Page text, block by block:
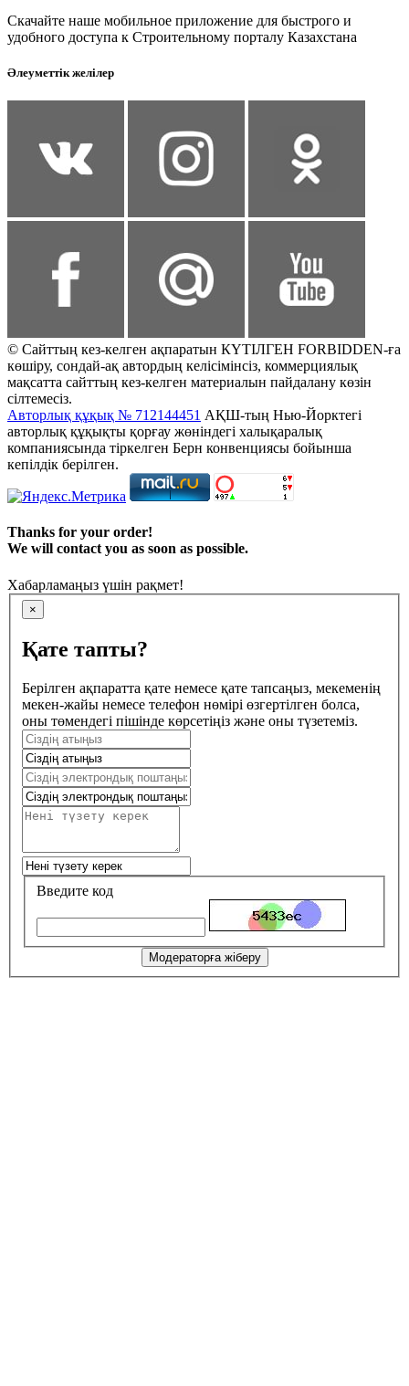
Скачайте наше мобильное приложение для быстрого и
удобного доступа к Строительному порталу Казахстана
Әлеуметтік желілер
© Сайттың кез-келген ақпаратын КҮТІЛГЕН FORBIDDEN-ға
көшіру, сондай-ақ автордың келісімінсіз, коммерциялық
мақсатта сайттың кез-келген материалын пайдалану көзін
сілтемесіз.
Авторлық құқық № 712144451 АҚШ-тың Нью-Йорктегі
авторлық құқықты қорғау жөніндегі халықаралық
компаниясында тіркелген Берн конвенциясы бойынша
кепілдік берілген.
Thanks for your order!
We will contact you as soon as possible.
Хабарламаңыз үшін рақмет!
×
Қате тапты?
Берілген ақпаратта қате немесе қате тапсаңыз, мекеменің
мекен-жайы немесе телефон нөмірі өзгертілген болса,
оны төмендегі пішінде көрсетіңіз және оны түзетеміз.
Введите код
Модераторға жіберу